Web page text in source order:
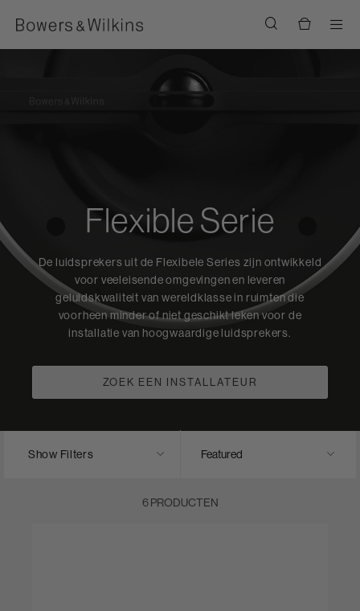
Flexible Serie
De luidsprekers uit de Flexibele Series zijn ontwikkeld
voor veeleisende omgevingen en leveren
geluidskwaliteit van wereldklasse in ruimten die
voorheen minder of niet geschikt leken voor de
installatie van hoogwaardige luidsprekers.
ZOEK EEN INSTALLATEUR
Show Filters
6 PRODUCTEN